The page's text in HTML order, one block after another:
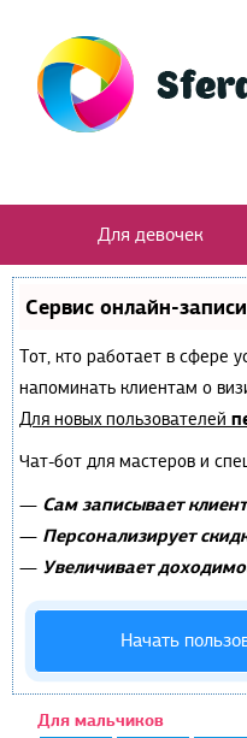
Для девочек
Сервис онлайн-
Тот, кто работает в сфере
напоминать клиентам о
Для новых пользователей
Чат-бот для мастеров и
— Сам записывает
— Персонализирует
— Увеличивает
Начать
Для мальчиков